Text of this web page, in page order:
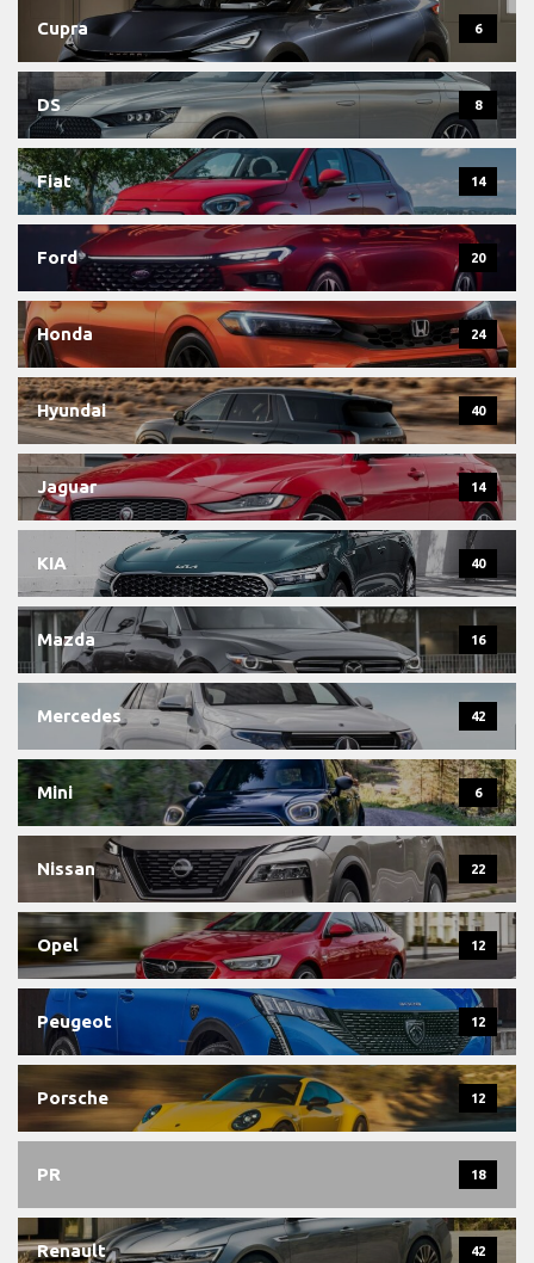
Cupra 6
DS 8
Fiat 14
Ford 20
Honda 24
Hyundai 40
Jaguar 14
KIA 40
Mazda 16
Mercedes 42
Mini 6
Nissan 22
Opel 12
Peugeot 12
Porsche 12
PR 18
Renault 42